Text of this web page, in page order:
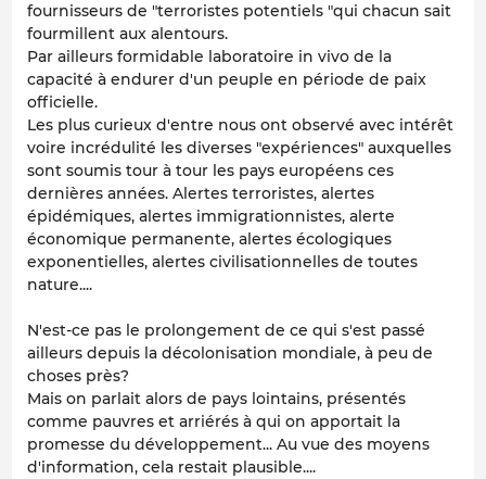
fournisseurs de "terroristes potentiels "qui chacun sait
fourmillent aux alentours.
Par ailleurs formidable laboratoire in vivo de la
capacité à endurer d'un peuple en période de paix
officielle.
Les plus curieux d'entre nous ont observé avec intérêt
voire incrédulité les diverses "expériences" auxquelles
sont soumis tour à tour les pays européens ces
dernières années. Alertes terroristes, alertes
épidémiques, alertes immigrationnistes, alerte
économique permanente, alertes écologiques
exponentielles, alertes civilisationnelles de toutes
nature....
N'est-ce pas le prolongement de ce qui s'est passé
ailleurs depuis la décolonisation mondiale, à peu de
choses près?
Mais on parlait alors de pays lointains, présentés
comme pauvres et arriérés à qui on apportait la
promesse du développement... Au vue des moyens
d'information, cela restait plausible....